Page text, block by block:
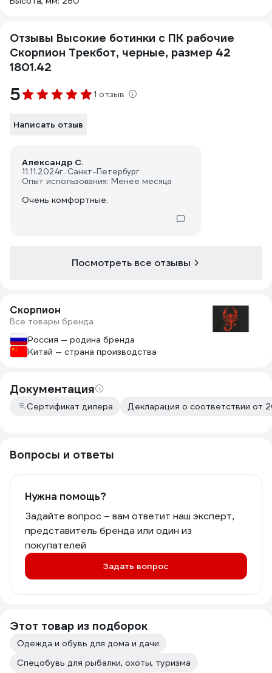
Отзывы Высокие ботинки с ПК рабочие
Скорпион Трекбот, черные, размер 42
1801.42
5 1 отзыв
Написать отзыв
Александр С.
11.11.2024г. Санкт-Петербург
Опыт использования: Менее месяца
Очень комфортные.
Посмотреть все отзывы
Скорпион
Все товары бренда
Россия — родина бренда
Китай — страна производства
Документация
Сертификат дилера Декларация о соответствии от
Вопросы и ответы
Нужна помощь?
Задайте вопрос – вам ответит наш эксперт,
представитель бренда или один из
покупателей
Задать вопрос
Этот товар из подборок
Одежда и обувь для дома и дачи
Спецобувь для рыбалки, охоты, туризма